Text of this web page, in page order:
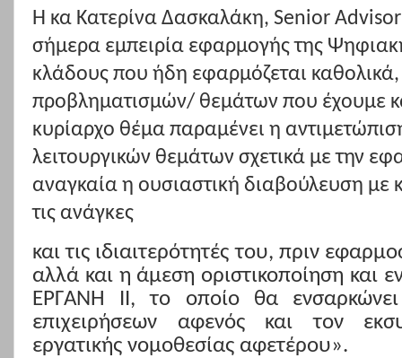
Η κα Κατερίνα Δασκαλάκη, Senior
σήμερα εμπειρία εφαρμογής της
κλάδους που ήδη εφαρμόζεται
προβληματισμών/ θεμάτων που έχουμε
κυρίαρχο θέμα παραμένει η
λειτουργικών θεμάτων σχετικά με την
αναγκαία η ουσιαστική διαβούλευση με
τις ανάγκες
και τις ιδιαιτερότητές του, πριν
αλλά και η άμεση οριστικοποίηση και
ΕΡΓΑΝΗ II, το οποίο θα
επιχειρήσεων αφενός και τον
εργατικής νομοθεσίας αφετέρου».